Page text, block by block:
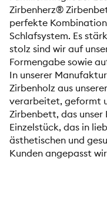
Zirbenherz®
perfekte
Schlafsystem. Es
stolz sind wir auf
Formengabe sowie
In unserer
Zirbenholz aus
verarbeitet, geformt
Zirbenbett, das
Einzelstück, das in
ästhetischen und
Kunden angepasst